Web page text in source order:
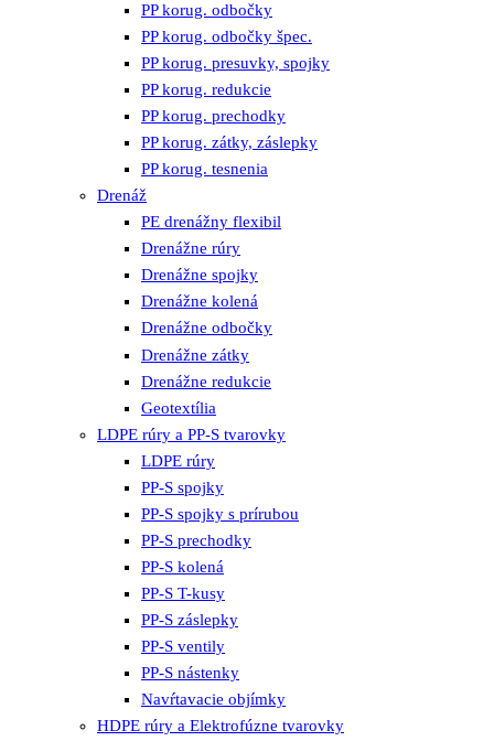
PP korug. odbočky
PP korug. odbočky špec.
PP korug. presuvky, spojky
PP korug. redukcie
PP korug. prechodky
PP korug. zátky, záslepky
PP korug. tesnenia
Drenáž
PE drenážny flexibil
Drenážne rúry
Drenážne spojky
Drenážne kolená
Drenážne odbočky
Drenážne zátky
Drenážne redukcie
Geotextília
LDPE rúry a PP-S tvarovky
LDPE rúry
PP-S spojky
PP-S spojky s prírubou
PP-S prechodky
PP-S kolená
PP-S T-kusy
PP-S záslepky
PP-S ventily
PP-S nástenky
Navŕtavacie objímky
HDPE rúry a Elektrofúzne tvarovky